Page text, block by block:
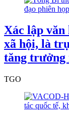
Xác lập văn
xã hội, là
tăng trưởng
TGO